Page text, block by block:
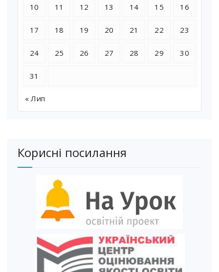
10 11 12 13 14 15 16
17 18 19 20 21 22 23
24 25 26 27 28 29 30
31
« Лип
Корисні посилання